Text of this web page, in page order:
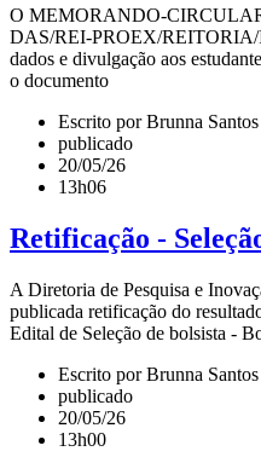
O MEMORANDO-
DAS/REI-PROEX/REITORIA/
dados e divulgação aos
o documento
Escrito por Brunna Santos
publicado
20/05/26
13h06
Retificação -
A Diretoria de Pesquisa e
publicada retificação do
Edital de Seleção de bolsista -
Escrito por Brunna Santos
publicado
20/05/26
13h00